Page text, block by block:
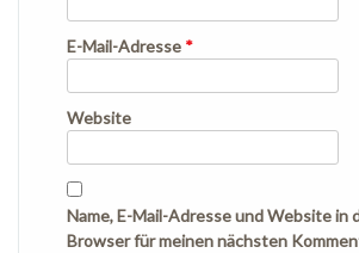
E-Mail-Adresse *
Website
Name, E-Mail-Adresse und Website in
Browser für meinen nächsten